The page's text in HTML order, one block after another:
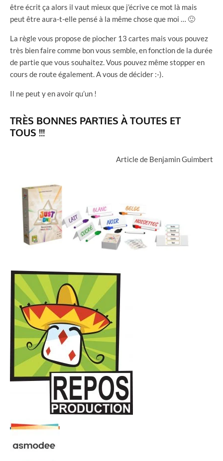
être écrit ça alors il vaut mieux que j’écrive ce mot là mais
peut être aura-t-elle pensé à la même chose que moi … 🙂
La règle vous propose de piocher 13 cartes mais vous pouvez
très bien faire comme bon vous semble, en fonction de la durée
de partie que vous souhaitez. Vous pouvez même stopper en
cours de route également. A vous de décider :-).
Il ne peut y en avoir qu’un !
TRÈS BONNES PARTIES À TOUTES ET
TOUS !!!
Article de Benjamin Guimbert